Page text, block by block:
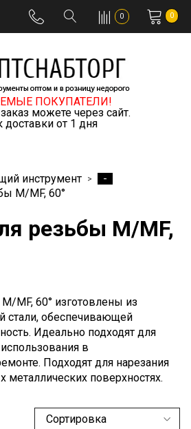
0 0
ПОКУПАТЕЛИ!
можете через сайт.
доставки от 1 дня
инструмент
-
M/MF, 60°
резьбы M/MF,
MF, 60° изготовлены из
стали, обеспечивающей
Идеально подходят для
в
Подходят для нарезания
металлических поверхностях.